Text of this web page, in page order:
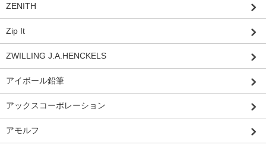
ZENITH
Zip It
ZWILLING J.A.HENCKELS
アイボール鉛筆
アックスコーポレーション
アモルフ